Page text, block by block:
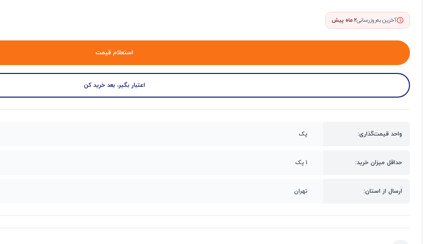
آخرین به‌روزرسانی2 ماه پیش
استعلام قیمت
اعتبار بگیر، بعد خرید کن
واحد قیمت‌گذاری: پک
حداقل میزان خرید: ۱ پک
ارسال از استان: تهران